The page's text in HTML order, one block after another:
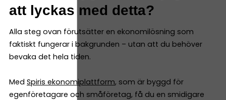
att lyckas med detta?
Alla steg ovan förutsätter en ekonomilösning som
faktiskt fungerar i bakgrunden – utan att du behöver
bevaka det hela tiden.
Med Spiris ekonomiplattform, som är byggd för
egenföretagare och småföretag, få du en smidigare